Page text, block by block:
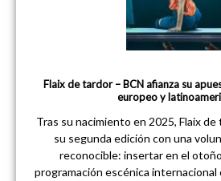
Flaix de tardor – BCN afianza su
europeo y
Tras su nacimiento en 2025, Flaix
su segunda edición con una
reconocible: insertar en el
programación escénica internacional